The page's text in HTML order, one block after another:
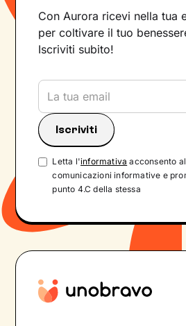
Con Aurora ricevi nella tua
per coltivare il tuo
Iscriviti subito!
Letta l'informativa acconsento
comunicazioni informative e
punto 4.C della stessa